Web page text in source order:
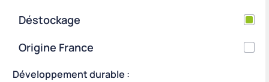
Déstockage
Origine France
Développement durable :